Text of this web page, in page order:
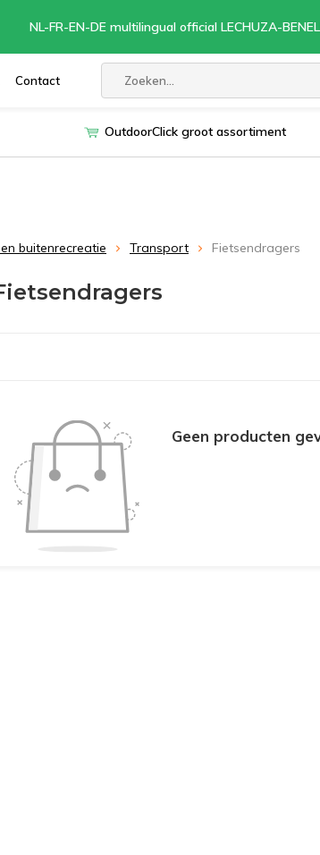
Contact
NL-FR-EN-DE multilingual official LECHUZA-
OutdoorClick groot assortiment
buitenrecreatie Transport Fietsendragers
Geen producten